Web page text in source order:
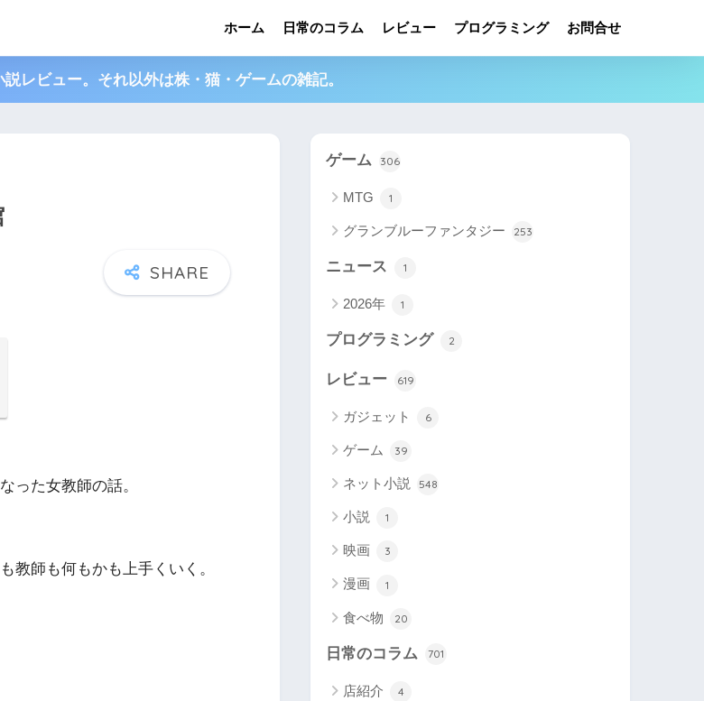
ホーム 日常のコラム レビュー プログラミング お問合せ
レビュー。それ以外は株・猫・ゲームの雑記。
った女教師の話。
教師も何もかも上手くいく。
ゲーム 306
MTG 1
グランブルーファンタジー 253
ニュース 1
2026年 1
プログラミング 2
レビュー 619
ガジェット 6
ゲーム 39
ネット小説 548
小説 1
映画 3
漫画 1
食べ物 20
日常のコラム 701
店紹介 4